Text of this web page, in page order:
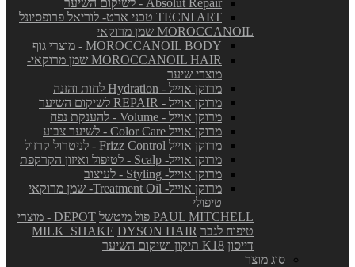
Absolut Repair - לשיקום השיער
TECNI ART טכני ארט- לוריאל פרופסיונל
MOROCCANOIL שמן מרוקאי
MOROCCANOIL BODY - מוצרי גוף
MOROCCANOIL HAIR שמן מרוקאי-
מוצרי שיער
מרוקן אוייל - Hydration לחות והזנה
מרוקן אוייל - REPAIR לשיקום השיער
מרוקן אוייל - Volume - להענקת נפח
מרוקן אוייל Color Care - לשיער צבוע
מרוקן אוייל Frizz Control - לניטרול קרזול
מרוקן אוייל- Scalp - לטיפול ואיזון הקרקפת
מרוקן אוייל- Styling - לעיצוב
מרוקן אוייל- Treatment Oil- שמן מרוקאי
טיפולי
PAUL MITCHELL פול מיטשל
DEPOT - מוצרי
טיפוח לגבר
MILK_SHAKE DYSON HAIR
דייסון K18 תיקון ושיקום השיער
סוג מוצר